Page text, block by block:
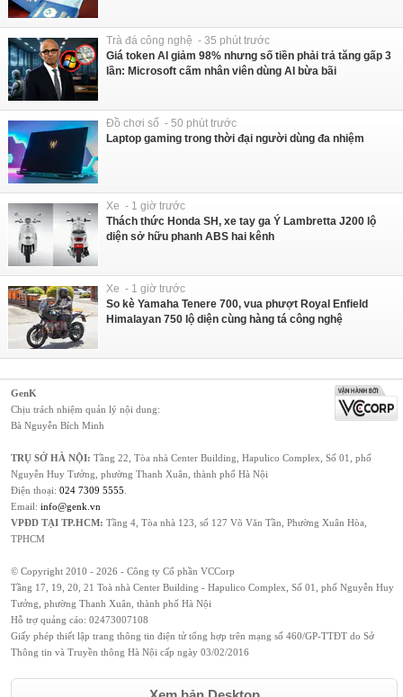
Trà đá công nghệ - 35 phút trước
Giá token AI giảm 98% nhưng số tiền phải trả tăng gấp 3
lần: Microsoft cấm nhân viên dùng AI bừa bãi
Đồ chơi số - 50 phút trước
Laptop gaming trong thời đại người dùng đa nhiệm
Xe - 1 giờ trước
Thách thức Honda SH, xe tay ga Ý Lambretta J200 lộ
diện sở hữu phanh ABS hai kênh
Xe - 1 giờ trước
So kè Yamaha Tenere 700, vua phượt Royal Enfield
Himalayan 750 lộ diện cùng hàng tá công nghệ
GenK
Chịu trách nhiệm quản lý nội dung:
Bà Nguyễn Bích Minh
TRỤ SỞ HÀ NỘI: Tầng 22, Tòa nhà Center Building, Hapulico Complex, Số 01, phố
Nguyễn Huy Tưởng, phường Thanh Xuân, thành phố Hà Nội
Điện thoại: 024 7309 5555
Email: info@genk.vn
VPĐD TẠI TP.HCM: Tầng 4, Tòa nhà 123, số 127 Võ Văn Tần, Phường Xuân Hòa,
TPHCM
© Copyright 2010 - 2026 - Công ty Cổ phần VCCorp
Tầng 17, 19, 20, 21 Toà nhà Center Building - Hapulico Complex, Số 01, phố Nguyễn Huy
Tưởng, phường Thanh Xuân, thành phố Hà Nội
Hỗ trợ quảng cáo: 02473007108
Giấy phép thiết lập trang thông tin điện tử tổng hợp trên mạng số 460/GP-TTĐT do Sở
Thông tin và Truyền thông Hà Nội cấp ngày 03/02/2016